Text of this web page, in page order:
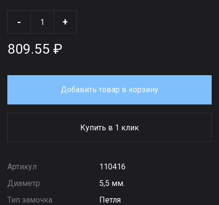
- +
809.55 ₽
Добавить товар в корзину
Купить в 1 клик
Артикул
110416
Диаметр
5,5 мм.
Тип замочка
Петля